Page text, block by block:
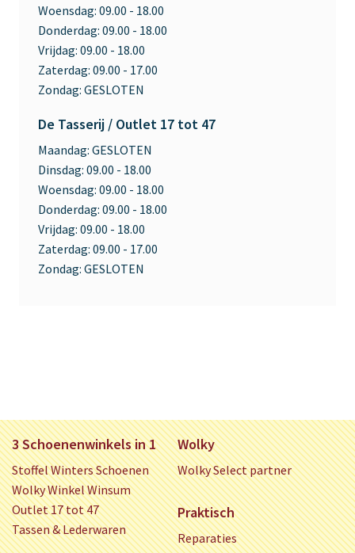
Woensdag: 09.00 - 18.00
Donderdag: 09.00 - 18.00
Vrijdag: 09.00 - 18.00
Zaterdag: 09.00 - 17.00
Zondag: GESLOTEN
De Tasserij / Outlet 17 tot 47
Maandag: GESLOTEN
Dinsdag: 09.00 - 18.00
Woensdag: 09.00 - 18.00
Donderdag: 09.00 - 18.00
Vrijdag: 09.00 - 18.00
Zaterdag: 09.00 - 17.00
Zondag: GESLOTEN
3 Schoenenwinkels in 1
Stoffel Winters Schoenen
Wolky Winkel Winsum
Outlet 17 tot 47
Tassen & Lederwaren
Wolky
Wolky Select partner
Praktisch
Reparaties